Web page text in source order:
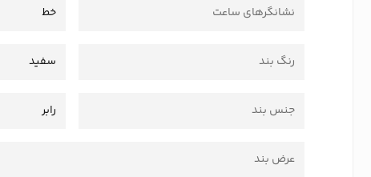
نشانگرهای ساعت خط
رنگ بند سفید
جنس بند رابر
عرض بند